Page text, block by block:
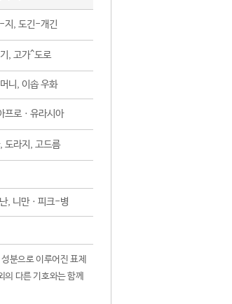
지, 도긴-개긴
, 고가^도로
니, 이솝 우화
프로ㆍ유라시아
도라지, 고드름
, 니만ㆍ피크-병
분으로 이루어진 표제
다른 기호와는 함께